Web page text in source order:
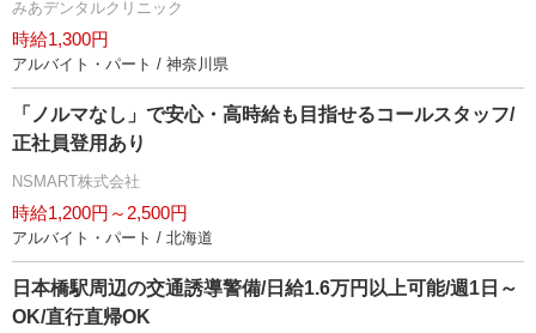
みあデンタルクリニック
時給1,300円
アルバイト・パート / 神奈川県
「ノルマなし」で安心・高時給も目指せるコールスタッフ/
正社員登用あり
NSMART株式会社
時給1,200円～2,500円
アルバイト・パート / 北海道
日本橋駅周辺の交通誘導警備/日給1.6万円以上可能/週1日～
OK/直行直帰OK